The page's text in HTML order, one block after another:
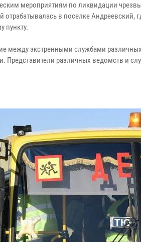
мероприятиям по ликвидации
отрабатывалась в поселке Андреевский,
пункту.
между экстренными службами
Представители различных ведомств и